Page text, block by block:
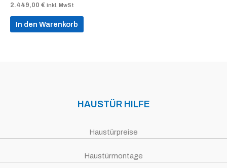
2.449,00 € inkl. MwSt
In den Warenkorb
HAUSTÜR HILFE
Haustürpreise
Haustürmontage